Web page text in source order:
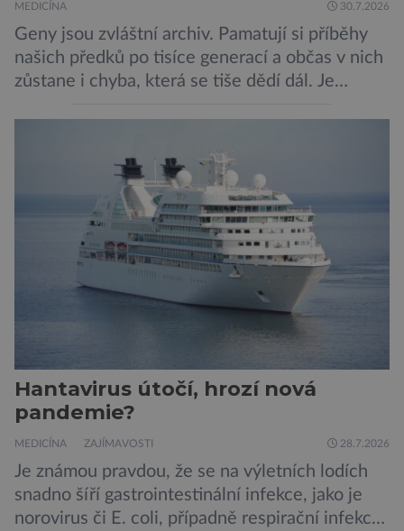
MEDICÍNA 30.7.2026
Geny jsou zvláštní archiv. Pamatují si příběhy
našich předků po tisíce generací a občas v nich
zůstane i chyba, která se tiše dědí dál. Je
jednou rozhodnout o zdraví jeho dítěte. Právě
to je případ řady dědičných onemocnění,
například cystické fibrózy, […]
Hantavirus útočí, hrozí nová
pandemie?
MEDICÍNA ZAJÍMAVOSTI 28.7.2026
Je známou pravdou, že se na výletních lodích
snadno šíří gastrointestinální infekce, jako je
norovirus či E. coli, případně respirační infekce,